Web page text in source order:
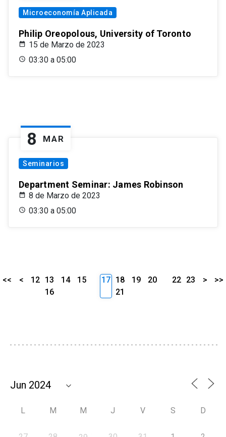
Microeconomía Aplicada
Philip Oreopolous, University of Toronto
15 de Marzo de 2023
03:30 a 05:00
8 MAR
Seminarios
Department Seminar: James Robinson
8 de Marzo de 2023
03:30 a 05:00
<< < 12 13 14
15
16
17 18 19
20
21
22 23 > >>
L M M J V S D